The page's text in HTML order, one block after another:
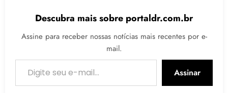
Descubra mais sobre portaldr.com.br
Assine para receber nossas notícias mais recentes por e-
mail.
Digite seu e-mail…
Assinar